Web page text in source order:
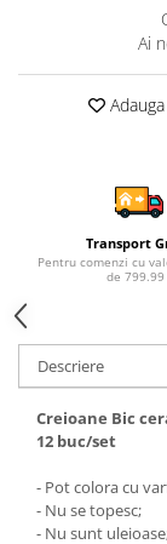
Olite si
Sampon si
Sapun & Gel de
Ulei de corp copii
Arme de jucarie
Ateliere si
Bucatarii copii
Carucioare papusi
Casute de
Cuburi si caramizi
Elicoptere,
jucarie
Figurine
Frumusete,
Ai
Adauga
Transport
Pentru comenzi cu
de
Descriere
Creioane Bic
12 buc/set
- Pot colora cu
- Nu se topesc;
- Nu sunt